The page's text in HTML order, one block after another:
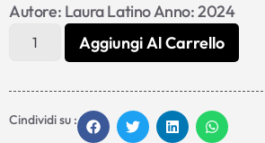
Autore: Laura Latino Anno: 2024
Aggiungi Al Carrello
Cindividi su :